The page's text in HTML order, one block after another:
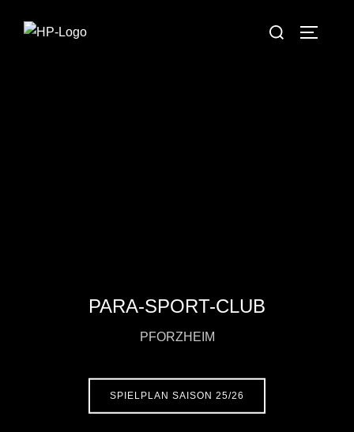
PARA-SPORT-CLUB
PFORZHEIM
SPIELPLAN SAISON 25/26